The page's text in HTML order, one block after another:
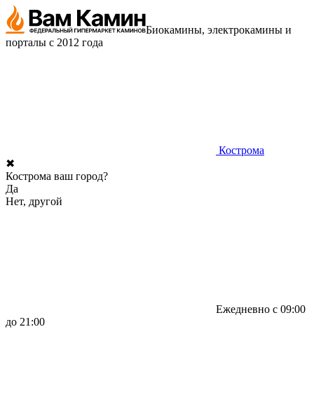
Биокамины, электрокамины и
порталы с 2012 года
Кострома
✖
Кострома ваш город?
Да
Нет, другой
Ежедневно с 09:00
до 21:00